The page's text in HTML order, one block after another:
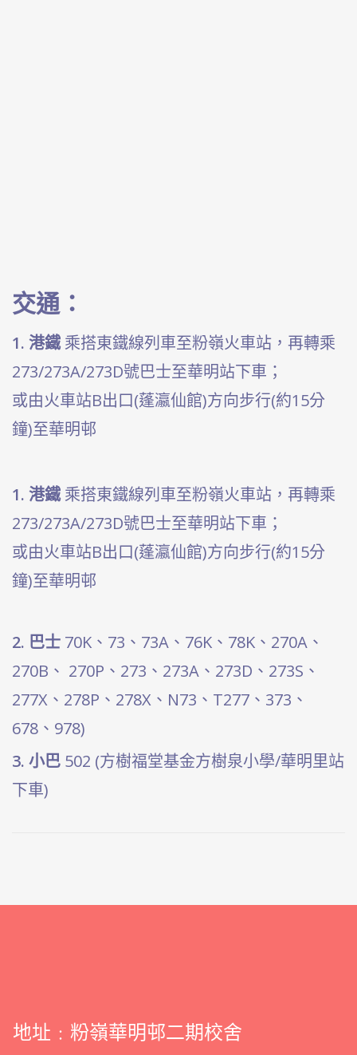
交通：
1. 港鐵乘搭東鐵線列車至粉嶺火車站，再轉乘
273/273A/273D號巴士至華明站下車；
或由火車站B出口(蓬瀛仙館)方向步行(約15分
鐘)至華明邨
1. 港鐵乘搭東鐵線列車至粉嶺火車站，再轉乘
273/273A/273D號巴士至華明站下車；
或由火車站B出口(蓬瀛仙館)方向步行(約15分
鐘)至華明邨
2. 巴士 70K、73、73A、76K 、 78K 、 270A、
270B 、 270P、273、273A、273D、273S 、
277X、 278P 、 278X、N73、T277 、 373 、
678 、 978)
3. 小巴 502 (方樹福堂基金方樹泉小學/華明里站
下車)
地址﹕粉嶺華明邨二期校舍